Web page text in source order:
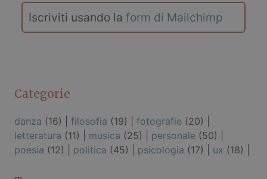
Iscriviti usando la form di Mailchimp
Categorie
danza (16) | filosofia (19) | fotografie (20) |
letteratura (11) | musica (25) | personale (50) |
poesia (12) | politica (45) | psicologia (17) | ux (18) |